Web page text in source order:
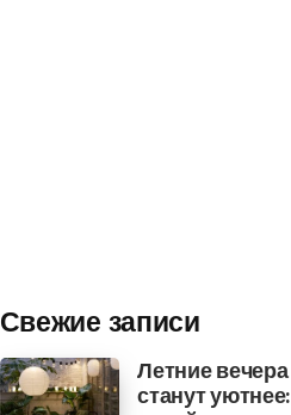
Свежие записи
Летние вечера
станут уютнее: